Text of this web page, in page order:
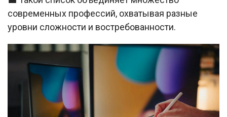
современных профессий, охватывая разные
уровни сложности и востребованности.